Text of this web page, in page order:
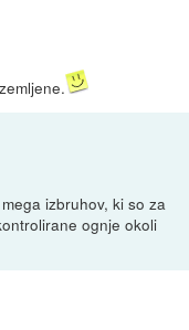
izbruhov, ki so za
ognje okoli